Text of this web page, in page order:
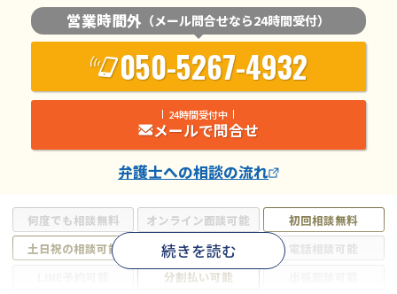
何度でも相談無料 オンライン面談可能
初回相談無料
土日祝の相談可能
19時以降電話可能
電話相談可能
分割払い可能
続きを読む
営業時間外 （メール問合せなら24時間受付）
050-5267-4932
24時間受付中
メールで問合せ
弁護士への相談の流れ